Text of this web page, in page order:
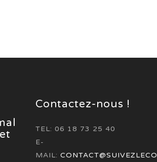
Contactez-nous !
TEL: 06 18 73 25 40
E-
MAIL: